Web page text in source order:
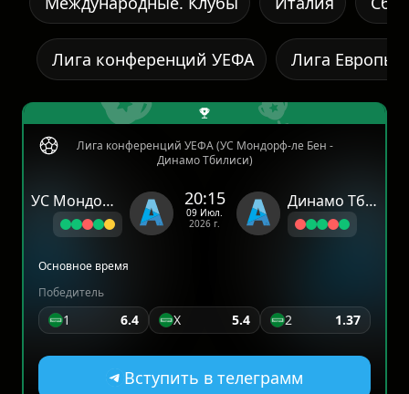
Лига конференций УЕФА Лига Европы
Лига конференций УЕФА (УС Мондорф-ле Бен -
Динамо Тбилиси)
УС Мондорф-ле Бен 20:15
09 Июл.
2026 г.
Динамо Тбилиси
Основное время
Победитель
1 6.4 X 5.4 2 1.37
Вступить в телеграмм